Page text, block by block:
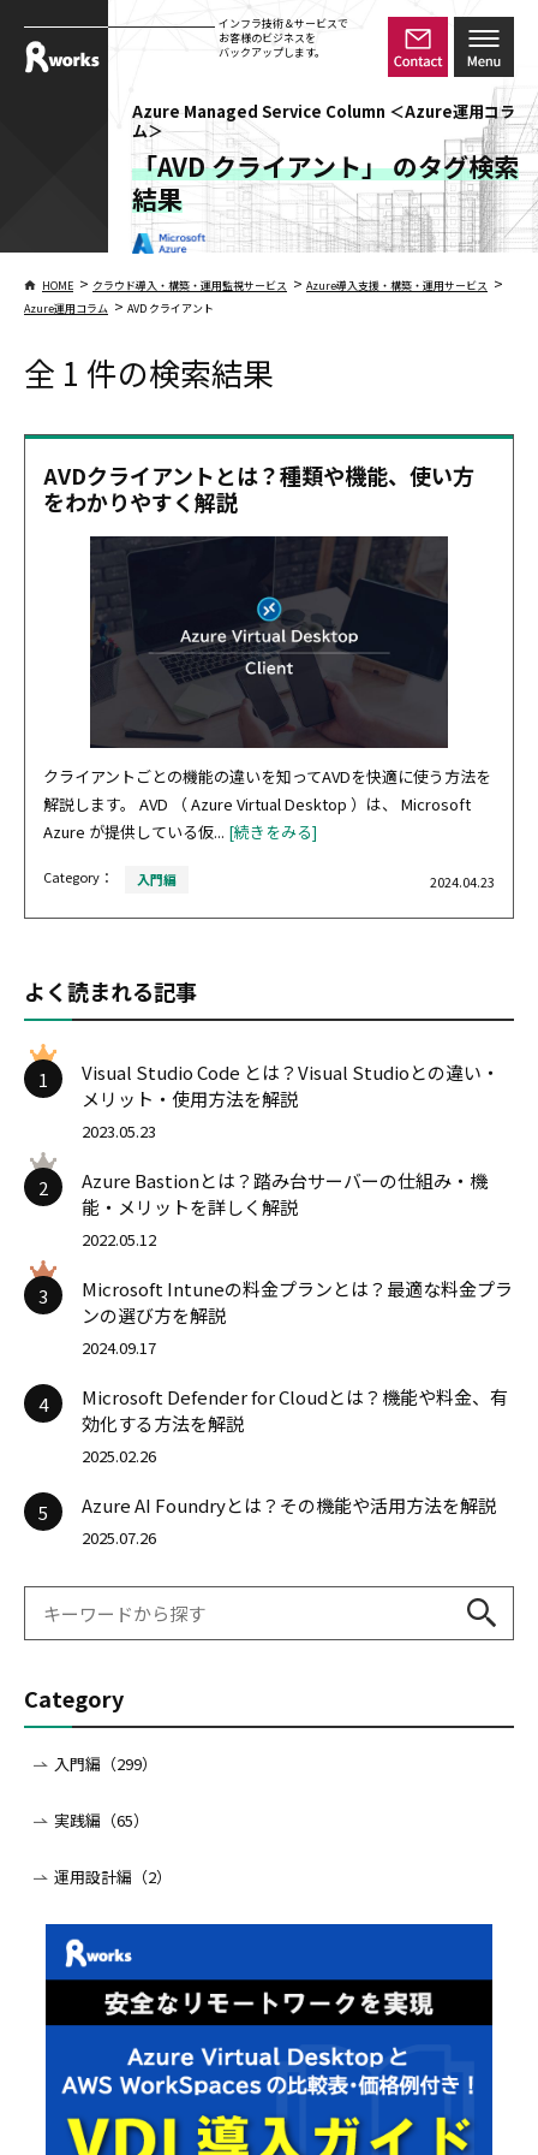
インフラ技術＆サービスで
お客様のビジネスを
バックアップします。
Azure Managed Service Column ＜Azure運用コラ
ム＞
「AVD クライアント」 のタグ検索
結果
HOME > クラウド導入・構築・運用監視サービス > Azure導入支援・構築・運用サービス >
Azure運用コラム > AVD クライアント
全 1 件の検索結果
AVDクライアントとは？種類や機能、使い方
をわかりやすく解説
クライアントごとの機能の違いを知ってAVDを快適に使う方法を
解説します。 AVD （ Azure Virtual Desktop ）は、 Microsoft
Azure が提供している仮... [続きをみる]
Category： 入門編 2024.04.23
よく読まれる記事
1
Visual Studio Code とは？Visual Studioとの違い・
メリット・使用方法を解説
2023.05.23
2
Azure Bastionとは？踏み台サーバーの仕組み・機
能・メリットを詳しく解説
2022.05.12
3
Microsoft Intuneの料金プランとは？最適な料金プラ
ンの選び方を解説
2024.09.17
4
Microsoft Defender for Cloudとは？機能や料金、有
効化する方法を解説
2025.02.26
5 Azure AI Foundryとは？その機能や活用方法を解説
2025.07.26
Category
入門編（299）
実践編（65）
運用設計編（2）